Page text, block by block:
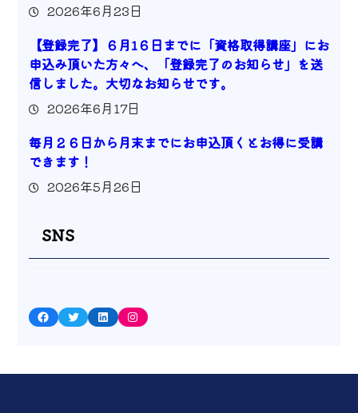
2026年6月23日
【登録完了】６月1６日までに「資格取得講座」にお
申込み頂いた方々へ、「登録完了のお知らせ」を送
信しました。大切なお知らせです。
2026年6月17日
毎月２６日から月末までにお申込頂くとお得に受講
できます！
2026年5月26日
SNS
Facebook Twitter LinkedIn Instagram